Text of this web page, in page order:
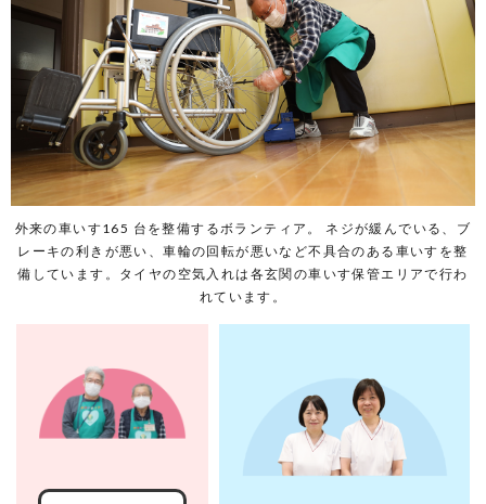
内
ボ
ラ
ン
テ
ィ
ア
来
ロ
ア
なが
り、
広が
ティ
外来の車いす165 台を整備するボランティア。 ネジが緩んでいる、ブ
レーキの利きが悪い、車輪の回転が悪いなど不具合のある車いすを整
備しています。タイヤの空気入れは各玄関の車いす保管エリアで行わ
れています。